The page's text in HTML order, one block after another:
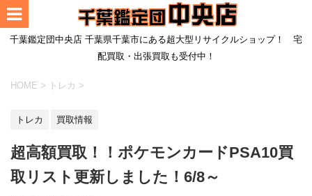
千葉鑑定団中央店 千葉県千葉市にある超大型リサイクルショップ！ 宅
配買取・出張買取も受付中！
HOME > トレカ >
トレカ 買取情報
超高額買取！！ポケモンカードPSA10買
取リスト更新しました！6/8～